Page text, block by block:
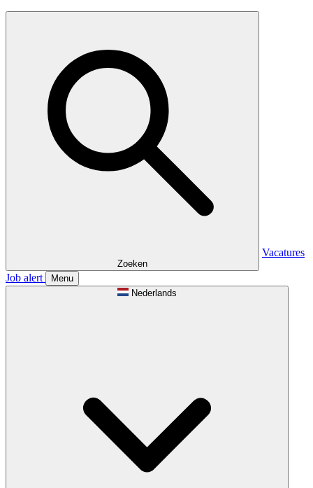
Zoeken
Vacatures
Job alert
Menu
Nederlands